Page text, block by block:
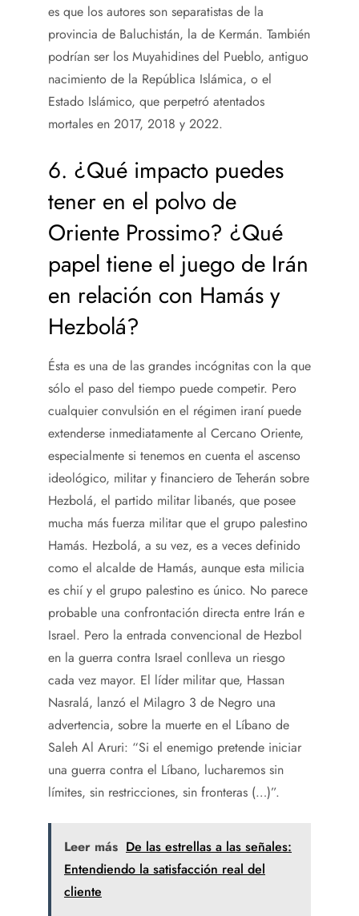
es que los autores son separatistas de la
provincia de Baluchistán, la de Kermán. También
podrían ser los Muyahidines del Pueblo, antiguo
nacimiento de la República Islámica, o el
Estado Islámico, que perpetró atentados
mortales en 2017, 2018 y 2022.
6. ¿Qué impacto puedes
tener en el polvo de
Oriente Prossimo? ¿Qué
papel tiene el juego de Irán
en relación con Hamás y
Hezbolá?
Ésta es una de las grandes incógnitas con la que
sólo el paso del tiempo puede competir. Pero
cualquier convulsión en el régimen iraní puede
extenderse inmediatamente al Cercano Oriente,
especialmente si tenemos en cuenta el ascenso
ideológico, militar y financiero de Teherán sobre
Hezbolá, el partido militar libanés, que posee
mucha más fuerza militar que el grupo palestino
Hamás. Hezbolá, a su vez, es a veces definido
como el alcalde de Hamás, aunque esta milicia
es chií y el grupo palestino es único. No parece
probable una confrontación directa entre Irán e
Israel. Pero la entrada convencional de Hezbol
en la guerra contra Israel conlleva un riesgo
cada vez mayor. El líder militar que, Hassan
Nasralá, lanzó el Milagro 3 de Negro una
advertencia, sobre la muerte en el Líbano de
Saleh Al Aruri: “Si el enemigo pretende iniciar
una guerra contra el Líbano, lucharemos sin
límites, sin restricciones, sin fronteras (…)”.
Leer más De las estrellas a las señales:
Entendiendo la satisfacción real del
cliente